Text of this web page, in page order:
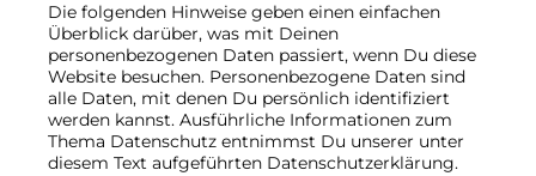
Die folgenden Hinweise geben einen einfachen
Überblick darüber, was mit Deinen
personenbezogenen Daten passiert, wenn Du diese
Website besuchen. Personenbezogene Daten sind
alle Daten, mit denen Du persönlich identifiziert
werden kannst. Ausführliche Informationen zum
Thema Datenschutz entnimmst Du unserer unter
diesem Text aufgeführten Datenschutzerklärung.